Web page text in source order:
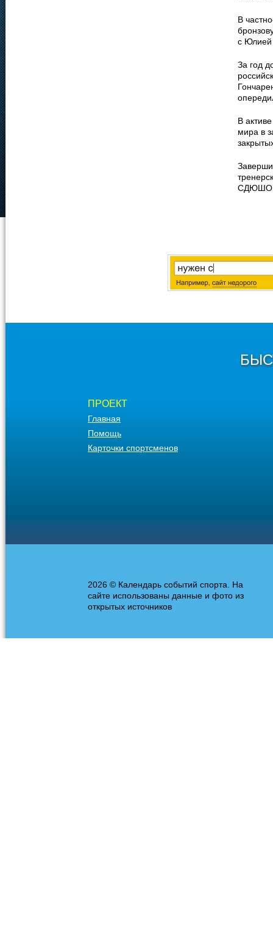
В
с Юлией
За год
В
мира в
СДЮШОР
ПРОЕКТ
Главная
Помощь
Карточки спортсменов
2026 © Календарь событий спорта. На
сайте использованы данные и фото из
открытых источников